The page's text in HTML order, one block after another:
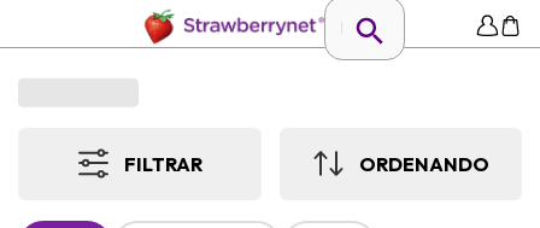
FILTRAR ORDENANDO